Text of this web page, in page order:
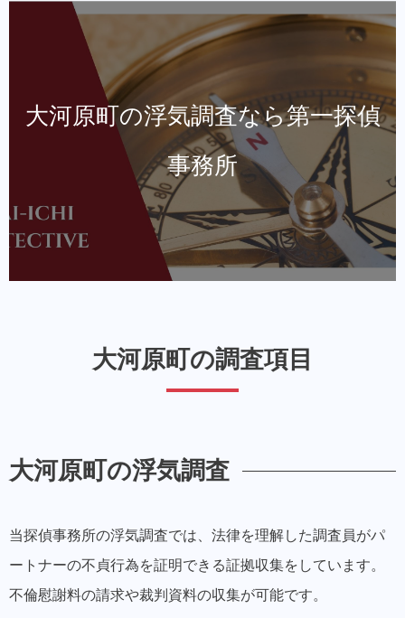
大河原町の浮気調査なら第一探偵
事務所
大河原町の調査項目
大河原町の浮気調査
当探偵事務所の浮気調査では、法律を理解した調査員がパ
ートナーの不貞行為を証明できる証拠収集をしています。
不倫慰謝料の請求や裁判資料の収集が可能です。